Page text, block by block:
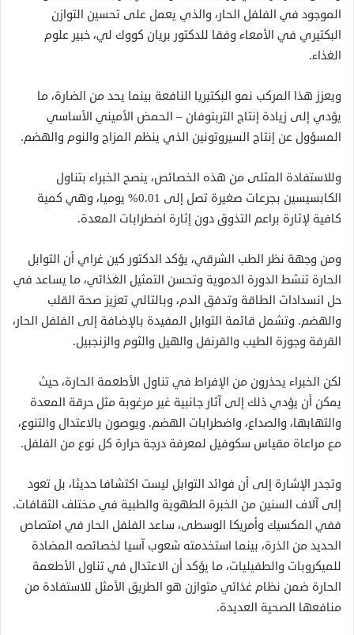
الموجود في الفلفل الحار، والذي يعمل على تحسين التوازن
البكتيري في الأمعاء وفقا للدكتور بريان كووك لي، خبير علوم
الغذاء.
ويعزز هذا المركب نمو البكتيريا النافعة بينما يحد من الضارة، ما
يؤدي إلى زيادة إنتاج التربتوفان – الحمض الأميني الأساسي
المسؤول عن إنتاج السيروتونين الذي ينظم المزاج والنوم والهضم.
وللاستفادة المثلى من هذه الخصائص، ينصح الخبراء بتناول
الكابسيسين بجرعات صغيرة تصل إلى 0.01% يوميا، وهي كمية
كافية لإثارة براعم التذوق دون إثارة اضطرابات المعدة.
ومن وجهة نظر الطب الشرقي، يؤكد الدكتور كين غراي أن التوابل
الحارة تنشط الدورة الدموية وتحسن التمثيل الغذائي، ما يساعد في
حل انسدادات الطاقة وتدفق الدم، وبالتالي تعزيز صحة القلب
والهضم. وتشمل قائمة التوابل المفيدة بالإضافة إلى الفلفل الحار،
القرفة وجوزة الطيب والقرنفل والهيل والثوم والزنجبيل.
لكن الخبراء يحذرون من الإفراط في تناول الأطعمة الحارة، حيث
يمكن أن يؤدي ذلك إلى آثار جانبية غير مرغوبة مثل حرقة المعدة
والتهابها، والصداع، واضطرابات الهضم. ويوصون بالاعتدال والتنوع،
مع مراعاة مقياس سكوفيل لمعرفة درجة حرارة كل نوع من الفلفل.
وتجدر الإشارة إلى أن فوائد التوابل ليست اكتشافا حديثا، بل تعود
إلى آلاف السنين من الخبرة الطهوية والطبية في مختلف الثقافات.
ففي المكسيك وأمريكا الوسطى، ساعد الفلفل الحار في امتصاص
الحديد من الذرة، بينما استخدمته شعوب آسيا لخصائصه المضادة
للميكروبات والطفيليات، ما يؤكد أن الاعتدال في تناول الأطعمة
الحارة ضمن نظام غذائي متوازن هو الطريق الأمثل للاستفادة من
منافعها الصحية العديدة.